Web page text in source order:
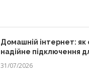
Домашній інтернет: як
надійне підключення
31/07/2026